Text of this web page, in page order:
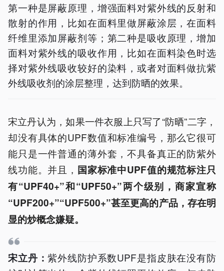
第一种是屏蔽原理，增强面料对紫外线的反射和
散射的作用，比如在面料里做屏蔽涂层，在面料
纤维里添加屏蔽剂等；第二种是吸收原理，增加
面料对紫外线的吸收作用，比如在面料染色时选
择对紫外线吸收较好的染料，或者对面料做抗紫
外线吸收剂的涂层整理，达到防晒的效果。
宋立丹认为，如果一件衣服上只写了“防晒”二字，
却没有具体的UPF数值和标准编号，那么它很可
能只是一件普通的薄外套，不具备真正的防紫外
线功能。并且， 国家标准中UPF值的规范标注只
有“UPF40+”和“UPF50+”两个级别，商家宣称
“UPF200+”“UPF500+”甚至更高的产品，存在明
显的炒概念嫌疑。
宋立丹：紫外线防护系数UPF是指皮肤在没有防